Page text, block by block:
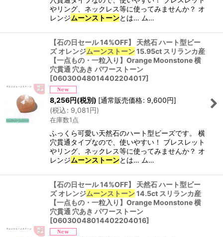
やリング、ネックレス等に使ってみませんか？ オ
レンジムーンストーンとは… ム…
【石の日セール 14%OFF】 天然石 ハート型ビー
ズ オレンジムーンストーン15.95ct スリランカ産
【一点もの・一粒入り】Orange Moonstone 横
穴貫通 穴あき パワーストーン
[06030048014402204017]
8,256円(税別) [通常販売価格: 9,600円]
(税込: 9,081円)
在庫数1点
ふっくら可愛い天然石のハート型ビーズです。 横
穴貫通タイプなので、使いやすい！ ブレスレット
やリング、ネックレス等に使ってみませんか？ オ
レンジムーンストーンとは… ム…
【石の日セール 14%OFF】 天然石 ハート型ビー
ズ オレンジムーンストーン14.5ct スリランカ産
【一点もの・一粒入り】Orange Moonstone 横
穴貫通 穴あき パワーストーン
[06030048014402204016]